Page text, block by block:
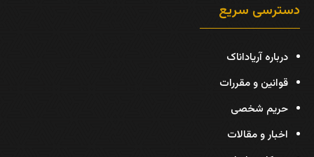
دسترسی سریع
درباره آریاداناک
قوانین و مقررات
حریم شخصی
اخبار و مقالات